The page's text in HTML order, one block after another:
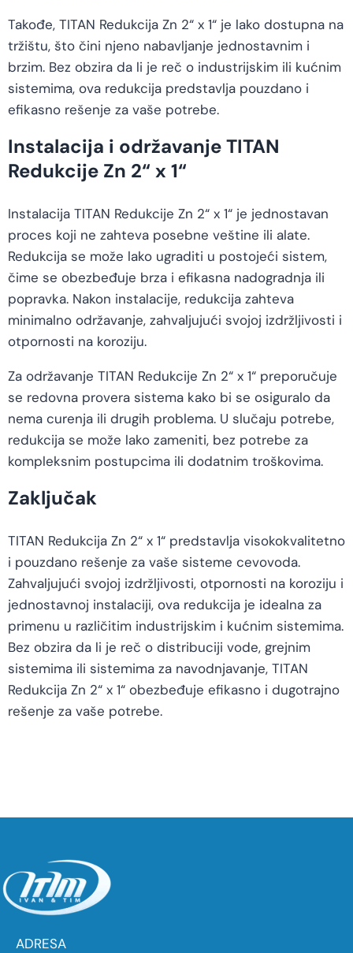
Takođe, TITAN Redukcija Zn 2“ x 1“ je lako dostupna na
tržištu, što čini njeno nabavljanje jednostavnim i
brzim. Bez obzira da li je reč o industrijskim ili kućnim
sistemima, ova redukcija predstavlja pouzdano i
efikasno rešenje za vaše potrebe.
Instalacija i održavanje TITAN
Redukcije Zn 2“ x 1“
Instalacija TITAN Redukcije Zn 2“ x 1“ je jednostavan
proces koji ne zahteva posebne veštine ili alate.
Redukcija se može lako ugraditi u postojeći sistem,
čime se obezbeđuje brza i efikasna nadogradnja ili
popravka. Nakon instalacije, redukcija zahteva
minimalno održavanje, zahvaljujući svojoj izdržljivosti i
otpornosti na koroziju.
Za održavanje TITAN Redukcije Zn 2“ x 1“ preporučuje
se redovna provera sistema kako bi se osiguralo da
nema curenja ili drugih problema. U slučaju potrebe,
redukcija se može lako zameniti, bez potrebe za
kompleksnim postupcima ili dodatnim troškovima.
Zaključak
TITAN Redukcija Zn 2“ x 1“ predstavlja visokokvalitetno
i pouzdano rešenje za vaše sisteme cevovoda.
Zahvaljujući svojoj izdržljivosti, otpornosti na koroziju i
jednostavnoj instalaciji, ova redukcija je idealna za
primenu u različitim industrijskim i kućnim sistemima.
Bez obzira da li je reč o distribuciji vode, grejnim
sistemima ili sistemima za navodnjavanje, TITAN
Redukcija Zn 2“ x 1“ obezbeđuje efikasno i dugotrajno
rešenje za vaše potrebe.
ADRESA